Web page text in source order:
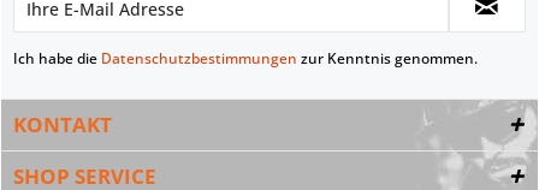
Ich habe die Datenschutzbestimmungen zur Kenntnis genommen.
KONTAKT
SHOP SERVICE